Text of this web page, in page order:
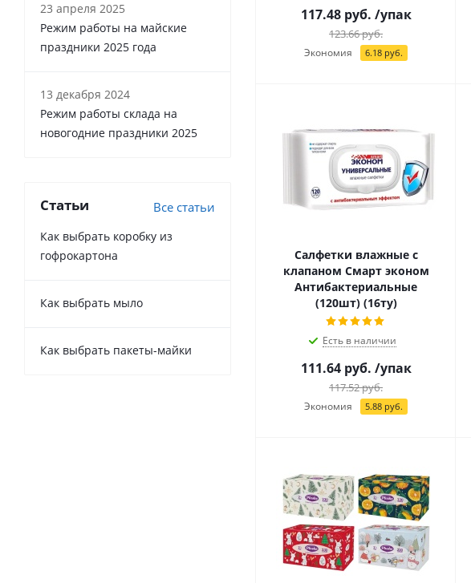
117.48руб. /упак
123.66руб.
Экономия 6.18руб.
Салфетки влажные с
клапаном Смарт эконом
Антибактериальные
(120шт) (16ту)
Есть в наличии
111.64руб. /упак
117.52руб.
Экономия 5.88руб.
23 апреля 2025
Режим работы на майские
праздники 2025 года
13 декабря 2024
Режим работы склада на
новогодние праздники 2025
Статьи Все статьи
Как выбрать коробку из
гофрокартона
Как выбрать мыло
Как выбрать пакеты-майки